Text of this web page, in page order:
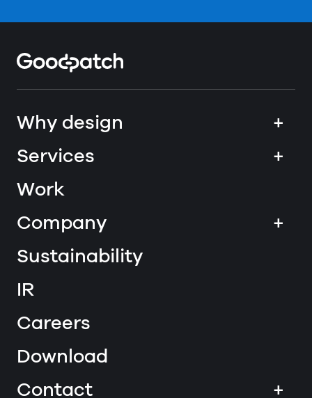
Why design
+
Services
+
Work
Company
+
Sustainability
IR
Careers
Download
Contact
+